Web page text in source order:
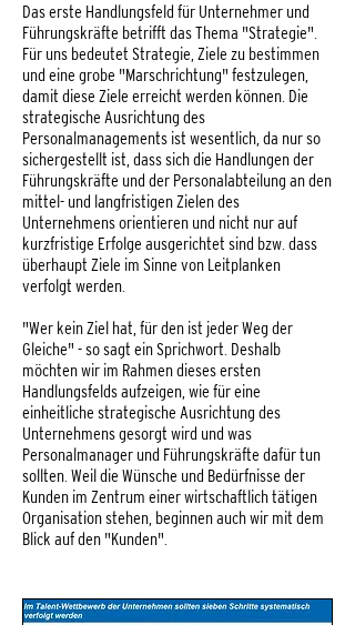
Das erste Handlungsfeld für Unternehmer und
Führungskräfte betrifft das Thema "Strategie".
Für uns bedeutet Strategie, Ziele zu bestimmen
und eine grobe "Marschrichtung" festzulegen,
damit diese Ziele erreicht werden können. Die
strategische Ausrichtung des
Personalmanagements ist wesentlich, da nur so
sichergestellt ist, dass sich die Handlungen der
Führungskräfte und der Personalabteilung an den
mittel- und langfristigen Zielen des
Unternehmens orientieren und nicht nur auf
kurzfristige Erfolge ausgerichtet sind bzw. dass
überhaupt Ziele im Sinne von Leitplanken
verfolgt werden.
"Wer kein Ziel hat, für den ist jeder Weg der
Gleiche" - so sagt ein Sprichwort. Deshalb
möchten wir im Rahmen dieses ersten
Handlungsfelds aufzeigen, wie für eine
einheitliche strategische Ausrichtung des
Unternehmens gesorgt wird und was
Personalmanager und Führungskräfte dafür tun
sollten. Weil die Wünsche und Bedürfnisse der
Kunden im Zentrum einer wirtschaftlich tätigen
Organisation stehen, beginnen auch wir mit dem
Blick auf den "Kunden".